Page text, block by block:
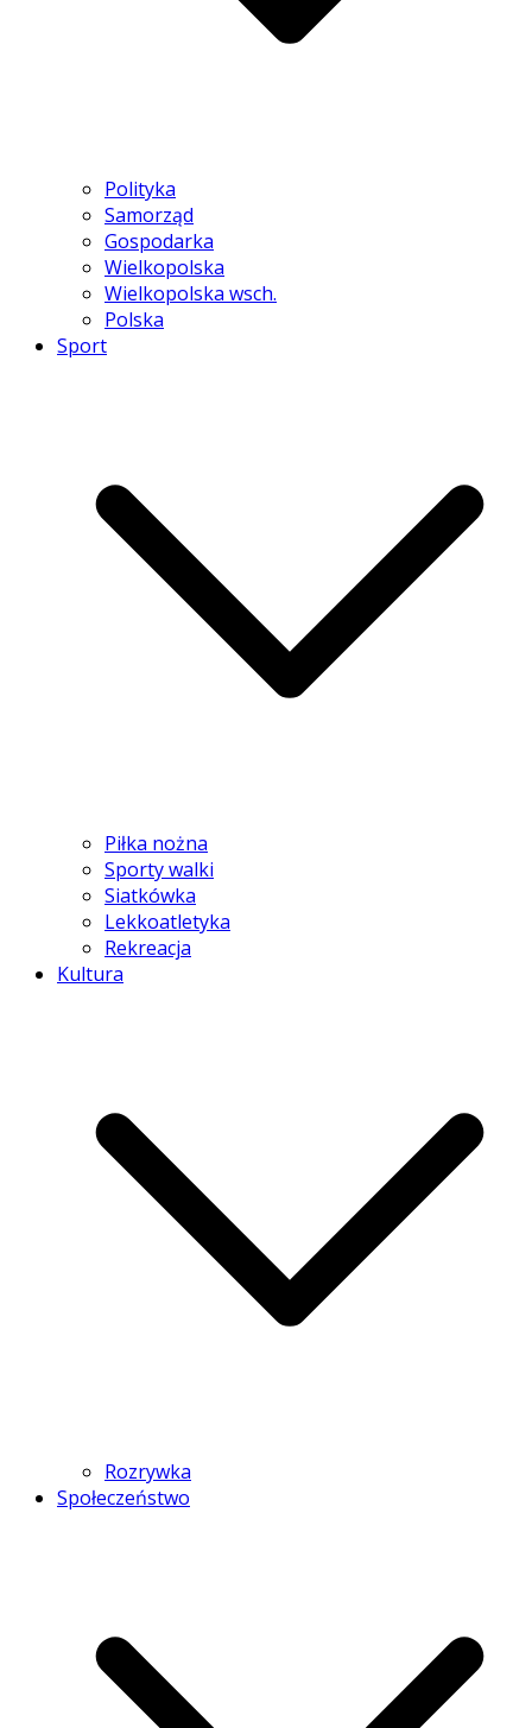
Polityka
Samorząd
Gospodarka
Wielkopolska
Wielkopolska wsch.
Polska
Sport
Piłka nożna
Sporty walki
Siatkówka
Lekkoatletyka
Rekreacja
Kultura
Rozrywka
Społeczeństwo